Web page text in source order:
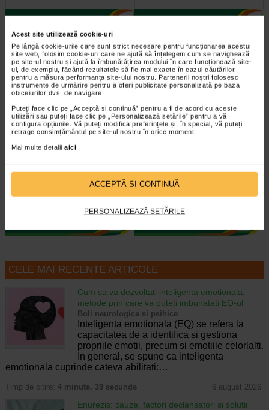
Acest site utilizează cookie-uri
Pe lângă cookie-urile care sunt strict necesare pentru funcționarea acestui
site web, folosim cookie-uri care ne ajută să înțelegem cum se navighează
pe site-ul nostru și ajută la îmbunătățirea modului în care funcționează site-
ul, de exemplu, făcând rezultatele să fie mai exacte în cazul căutărilor,
pentru a măsura performanța site-ului nostru. Partenerii noștri folosesc
instrumente de urmărire pentru a oferi publicitate personalizată pe baza
obiceiurilor dvs. de navigare.
Puteți face clic pe „Acceptă si continuă” pentru a fi de acord cu aceste
utilizări sau puteți face clic pe „Personalizează setările” pentru a vă
configura opțiunile. Vă puteți modifica preferințele și, în special, vă puteți
retrage consimțământul pe site-ul nostru în orice moment.
Mai multe detalii aici.
ACCEPTĂ SI CONTINUĂ
PERSONALIZEAZĂ SETĂRILE
2 + Bavetă silicon
luni+, 2 bucati, ADORA
functie de etapa de dezvoltare a
micutului tau. Forma tetinei este…
-35%
Gatul larg al biberonului Adora
permite umplerea usoara a
acestuia, iar tetina cu valva…
CELE MAI RECENTE ARTICOLE
Cum sa va dezvoltati inteligenta emotionala:
metode prin care va puteti imbunatati EQ-ul
Boli neurologice si psihice
Inteligenta emotionala (EQ) se refera la
capacitatea de a identifica si gestiona
propriile emotii, precum si emotiile celorlalti.
In general, se spune ca inteligenta
emotionala cuprinde cateva abilitati:…
Timp de citire: 4 minute, 39 secunde 6 august 2026
Enurezis: cauze, factori declansatori si solutii